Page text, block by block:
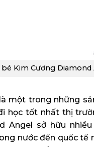
Kim Cương Diamond
một trong những
học tốt nhất thị
Angel sở hữu
nước đến quốc tế